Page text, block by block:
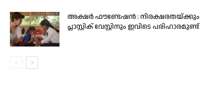
അക്ഷർ ഫൗണ്ടേഷൻ : നിരക്ഷരതയ്ക്കും
പ്ലാസ്റ്റിക് വേസ്റ്റിനും ഇവിടെ പരിഹാരമുണ്ട്